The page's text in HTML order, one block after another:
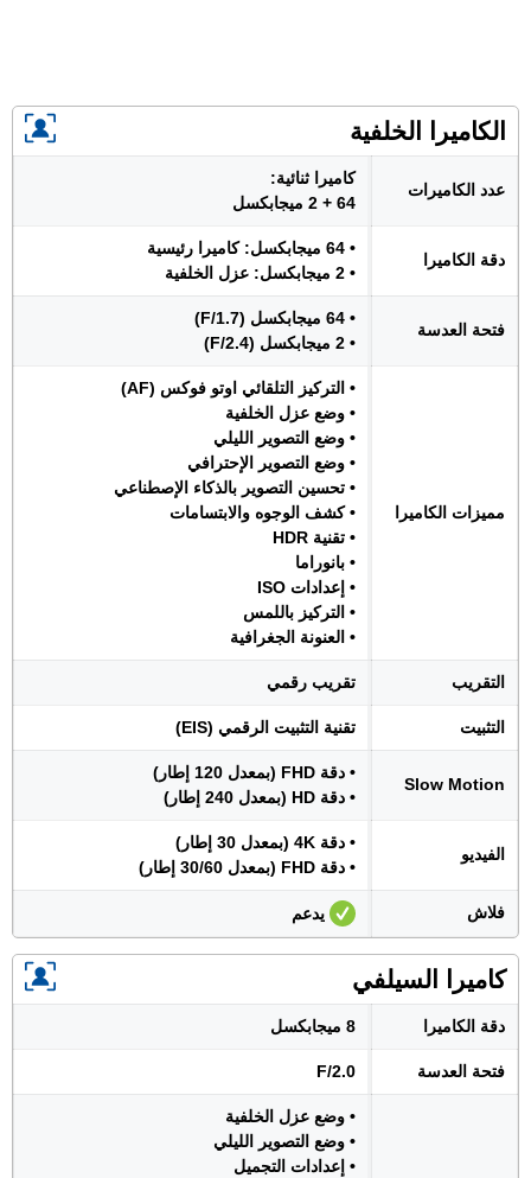
الكاميرا الخلفية
عدد الكاميرات
كاميرا ثنائية:
64 + 2 ميجابكسل
دقة الكاميرا
• 64 ميجابكسل: كاميرا رئيسية
• 2 ميجابكسل: عزل الخلفية
فتحة العدسة
• 64 ميجابكسل (F/1.7)
• 2 ميجابكسل (F/2.4)
مميزات الكاميرا
• التركيز التلقائي اوتو فوكس (AF)
• وضع عزل الخلفية
• وضع التصوير الليلي
• وضع التصوير الإحترافي
• تحسين التصوير بالذكاء الإصطناعي
• كشف الوجوه والابتسامات
• تقنية HDR
• بانوراما
• إعدادات ISO
• التركيز باللمس
• العنونة الجغرافية
التقريب تقريب رقمي
التثبيت تقنية التثبيت الرقمي (EIS)
Slow Motion
• دقة FHD (بمعدل 120 إطار)
• دقة HD (بمعدل 240 إطار)
الفيديو
• دقة 4K (بمعدل 30 إطار)
• دقة FHD (بمعدل 30/60 إطار)
فلاش يدعم
كاميرا السيلفي
دقة الكاميرا 8 ميجابكسل
فتحة العدسة F/2.0
• وضع عزل الخلفية
• وضع التصوير الليلي
• إعدادات التجميل